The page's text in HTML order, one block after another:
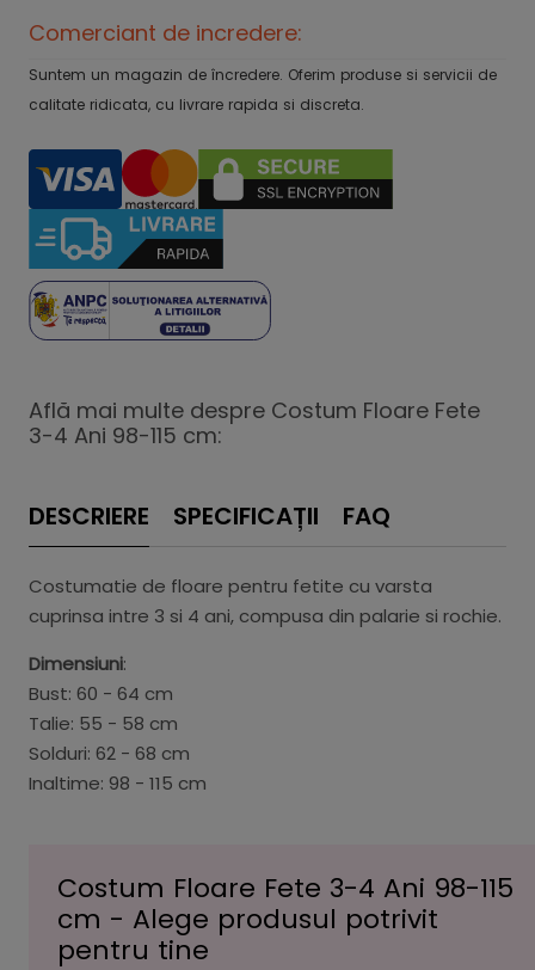
Comerciant de incredere:
Suntem un magazin de încredere. Oferim produse si servicii de
calitate ridicata, cu livrare rapida si discreta.
Află mai multe despre Costum Floare Fete
3-4 Ani 98-115 cm:
DESCRIERE SPECIFICAȚII FAQ
Costumatie de floare pentru fetite cu varsta
cuprinsa intre 3 si 4 ani, compusa din palarie si rochie.
Dimensiuni:
Bust: 60 - 64 cm
Talie: 55 - 58 cm
Solduri: 62 - 68 cm
Inaltime: 98 - 115 cm
Costum Floare Fete 3-4 Ani 98-115
cm - Alege produsul potrivit
pentru tine